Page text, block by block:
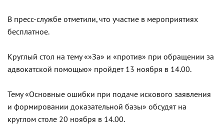
В пресс-службе отметили, что участие в мероприятиях
бесплатное.
Круглый стол на тему «»За» и «против» при обращении за
адвокатской помощью» пройдет 13 ноября в 14.00.
Тему «Основные ошибки при подаче искового заявления
и формировании доказательной базы» обсудят на
круглом столе 20 ноября в 14.00.